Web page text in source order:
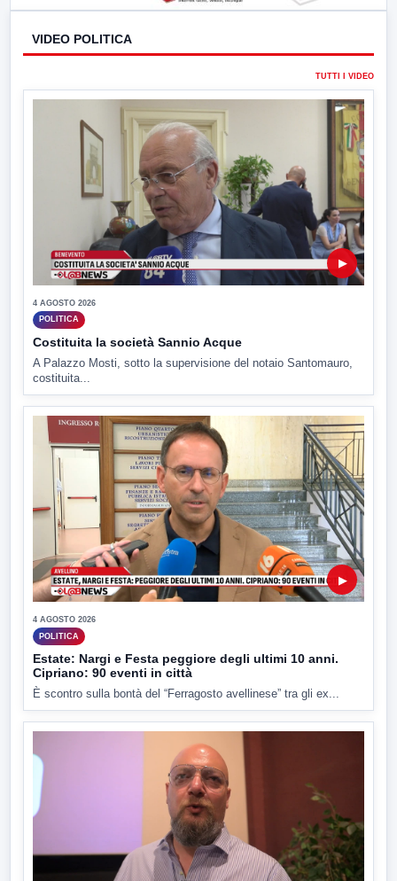
VIDEO POLITICA
TUTTI I VIDEO
▶
4 AGOSTO 2026
POLITICA
Costituita la società Sannio Acque
A Palazzo Mosti, sotto la supervisione del notaio Santomauro,
costituita...
▶
4 AGOSTO 2026
POLITICA
Estate: Nargi e Festa peggiore degli ultimi 10 anni.
Cipriano: 90 eventi in città
È scontro sulla bontà del “Ferragosto avellinese” tra gli ex...